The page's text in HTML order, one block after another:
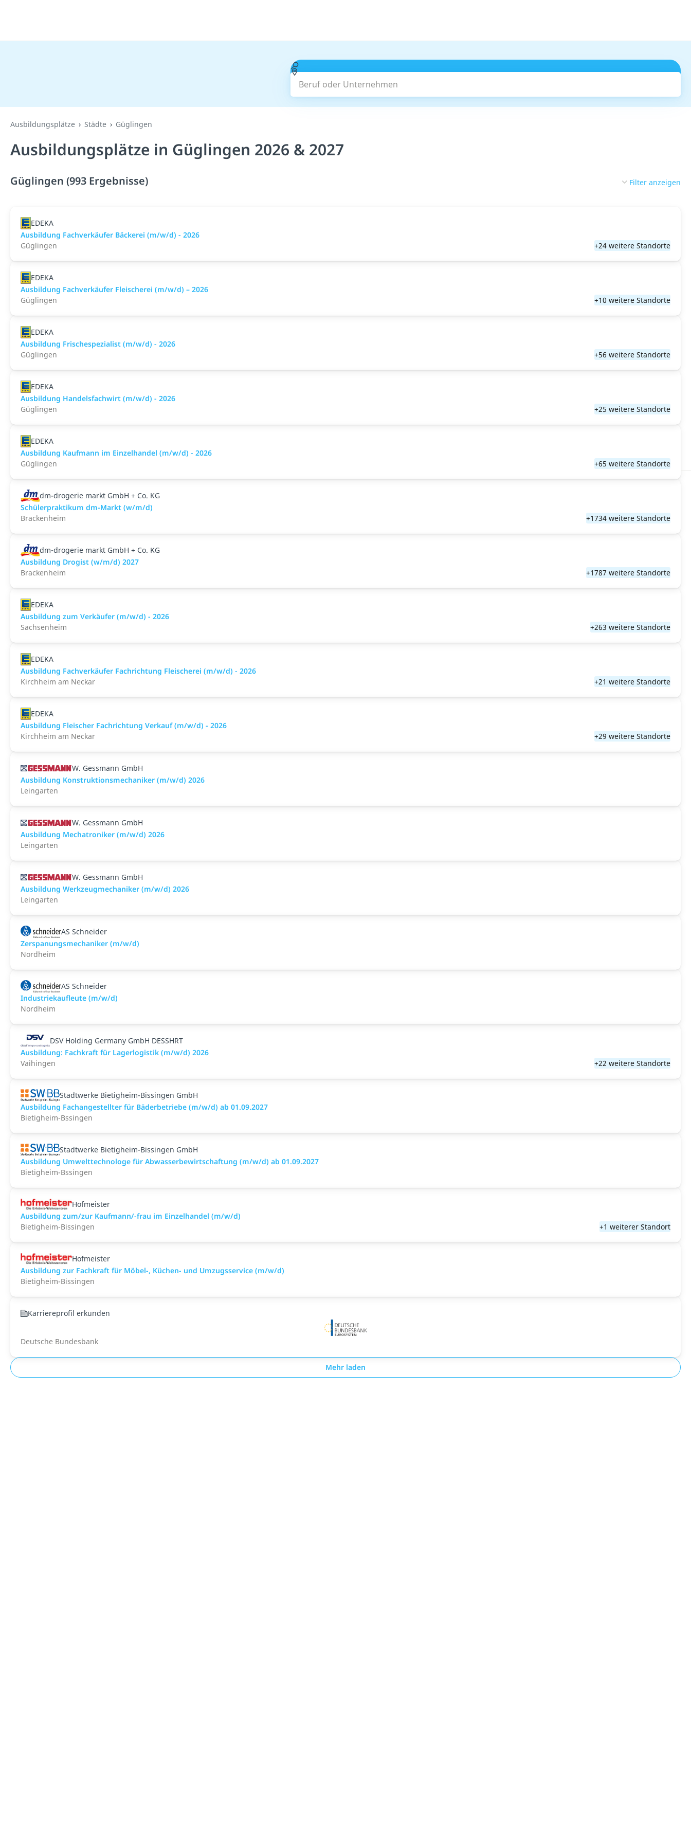
Beruf oder Unternehmen
Ausbildungsplätze Städte Güglingen
Ausbildungsplätze in Güglingen 2026 & 2027
Güglingen (993 Ergebnisse) Filter anzeigen
EDEKA
Ausbildung Fachverkäufer Bäckerei (m/w/d) - 2026
Güglingen
+24 weitere Standorte
EDEKA
Ausbildung Fachverkäufer Fleischerei (m/w/d) – 2026
Güglingen
+10 weitere Standorte
EDEKA
Ausbildung Frischespezialist (m/w/d) - 2026
Güglingen
+56 weitere Standorte
EDEKA
Ausbildung Handelsfachwirt (m/w/d) - 2026
Güglingen
+25 weitere Standorte
EDEKA
Ausbildung Kaufmann im Einzelhandel (m/w/d) - 2026
Güglingen
+65 weitere Standorte
dm-drogerie markt GmbH + Co. KG
Schülerpraktikum dm-Markt (w/m/d)
Brackenheim
+1734 weitere Standorte
dm-drogerie markt GmbH + Co. KG
Ausbildung Drogist (w/m/d) 2027
Brackenheim
+1787 weitere Standorte
EDEKA
Ausbildung zum Verkäufer (m/w/d) - 2026
Sachsenheim
+263 weitere Standorte
EDEKA
Ausbildung Fachverkäufer Fachrichtung Fleischerei (m/w/d) - 2026
Kirchheim am Neckar
+21 weitere Standorte
EDEKA
Ausbildung Fleischer Fachrichtung Verkauf (m/w/d) - 2026
Kirchheim am Neckar
+29 weitere Standorte
W. Gessmann GmbH
Ausbildung Konstruktionsmechaniker (m/w/d) 2026
Leingarten
W. Gessmann GmbH
Ausbildung Mechatroniker (m/w/d) 2026
Leingarten
W. Gessmann GmbH
Ausbildung Werkzeugmechaniker (m/w/d) 2026
Leingarten
AS Schneider
Zerspanungsmechaniker (m/w/d)
Nordheim
AS Schneider
Industriekaufleute (m/w/d)
Nordheim
DSV Holding Germany GmbH DESSHRT
Ausbildung: Fachkraft für Lagerlogistik (m/w/d) 2026
Vaihingen
+22 weitere Standorte
Stadtwerke Bietigheim-Bissingen GmbH
Ausbildung Fachangestellter für Bäderbetriebe (m/w/d) ab 01.09.2027
Bietigheim-Bssingen
Stadtwerke Bietigheim-Bissingen GmbH
Ausbildung Umwelttechnologe für Abwasserbewirtschaftung (m/w/d) ab 01.09.2027
Bietigheim-Bssingen
Hofmeister
Ausbildung zum/zur Kaufmann/-frau im Einzelhandel (m/w/d)
Bietigheim-Bissingen
+1 weiterer Standort
Hofmeister
Ausbildung zur Fachkraft für Möbel-, Küchen- und Umzugsservice (m/w/d)
Bietigheim-Bissingen
Karriereprofil erkunden
Deutsche Bundesbank
Mehr laden